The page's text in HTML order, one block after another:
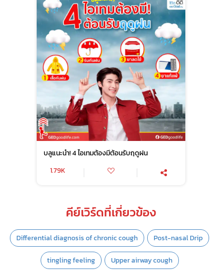
บลูแนะนำ! 4 ไอเทมต้องมีต้อนรับฤดูฝน
1.79K
คีย์เวิร์ดที่เกี่ยวข้อง
Differential diagnosis of chronic cough Post-nasal Drip
tingling feeling Upper airway cough